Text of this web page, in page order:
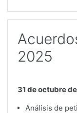
2025
31 de octubre
Análisis de